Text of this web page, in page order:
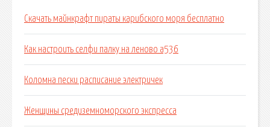
Скачать майнкрафт пираты карибского моря бесплатно
Как настроить селфи палку на леново а536
Коломна пески расписание электричек
Женщины средиземноморского экспресса